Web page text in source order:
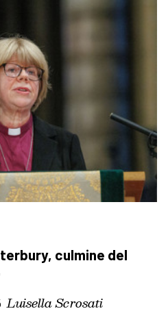
culmine del
Luisella Scrosati